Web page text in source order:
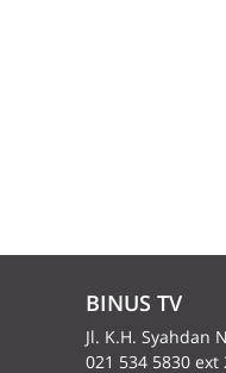
BINUS TV
Jl. K.H. Syahdan
021 534 5830 ext